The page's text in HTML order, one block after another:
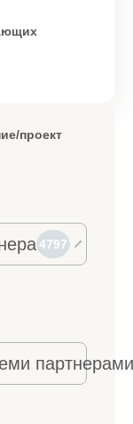
проект
4797